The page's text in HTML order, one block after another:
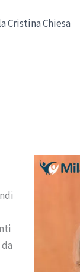
Cristina Chiesa